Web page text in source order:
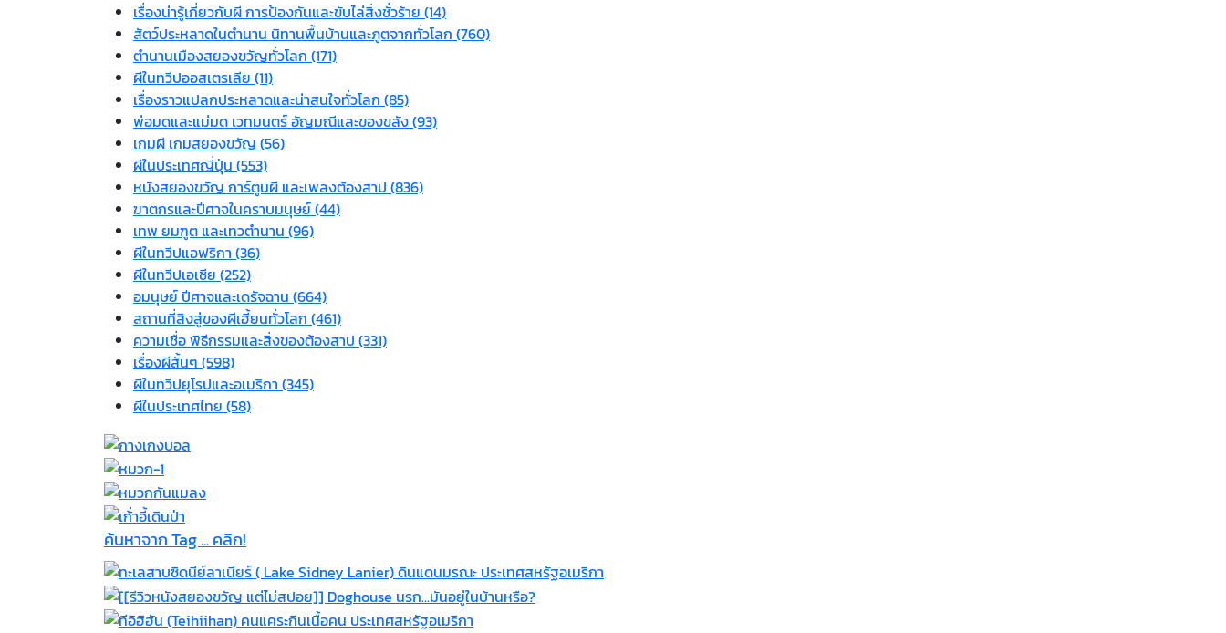
เรื่องน่ารู้เกี่ยวกับผี การป้องกันและขับไล่สิ่งชั่วร้าย (14)
สัตว์ประหลาดในตำนาน นิทานพื้นบ้านและภูตจากทั่วโลก (760)
ตำนานเมืองสยองขวัญทั่วโลก (171)
ผีในทวีปออสเตรเลีย (11)
เรื่องราวแปลกประหลาดและน่าสนใจทั่วโลก (85)
พ่อมดและแม่มด เวทมนตร์ อัญมณีและของขลัง (93)
เกมผี เกมสยองขวัญ (56)
ผีในประเทศญี่ปุ่น (553)
หนังสยองขวัญ การ์ตูนผี และเพลงต้องสาป (836)
ฆาตกรและปีศาจในคราบมนุษย์ (44)
เทพ ยมฑูต และเทวตำนาน (96)
ผีในทวีปแอฟริกา (36)
ผีในทวีปเอเชีย (252)
อมนุษย์ ปีศาจและเดรัจฉาน (664)
สถานที่สิงสู่ของผีเฮี้ยนทั่วโลก (461)
ความเชื่อ พิธีกรรมและสิ่งของต้องสาป (331)
เรื่องผีสั้นๆ (598)
ผีในทวีปยุโรปและอเมริกา (345)
ผีในประเทศไทย (58)
ค้นหาจาก Tag ... คลิก!